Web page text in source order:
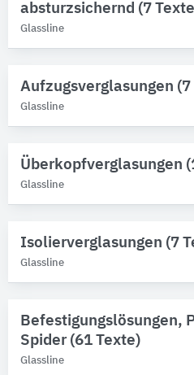
absturzsichernd (7
Glassline
Aufzugsverglasungen (7
Glassline
Überkopfverglasungen
Glassline
Isolierverglasungen (7
Glassline
Befestigungslösungen,
Spider (61 Texte)
Glassline